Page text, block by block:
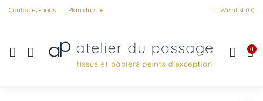
Contactez-nous Plan du site Wishlist (0)
0